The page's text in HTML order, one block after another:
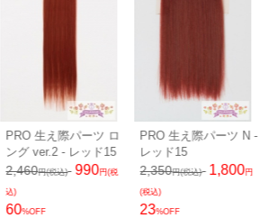
PRO 生え際パーツ ロ
ング ver.2 - レッド15
2,460円(税込) 990円(税
込)
60%OFF
PRO 生え際パーツ N -
レッド15
2,350円(税込) 1,800円
(税込)
23%OFF